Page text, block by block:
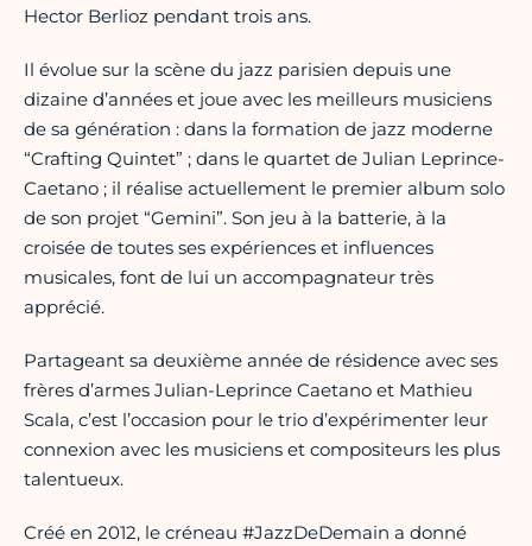
Hector Berlioz pendant trois ans.
Il évolue sur la scène du jazz parisien depuis une
dizaine d’années et joue avec les meilleurs musiciens
de sa génération : dans la formation de jazz moderne
“Crafting Quintet” ; dans le quartet de Julian Leprince-
Caetano ; il réalise actuellement le premier album solo
de son projet “Gemini”. Son jeu à la batterie, à la
croisée de toutes ses expériences et influences
musicales, font de lui un accompagnateur très
apprécié.
Partageant sa deuxième année de résidence avec ses
frères d’armes Julian-Leprince Caetano et Mathieu
Scala, c’est l’occasion pour le trio d’expérimenter leur
connexion avec les musiciens et compositeurs les plus
talentueux.
Créé en 2012, le créneau #JazzDeDemain a donné